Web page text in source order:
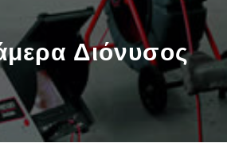
Διόνυσος